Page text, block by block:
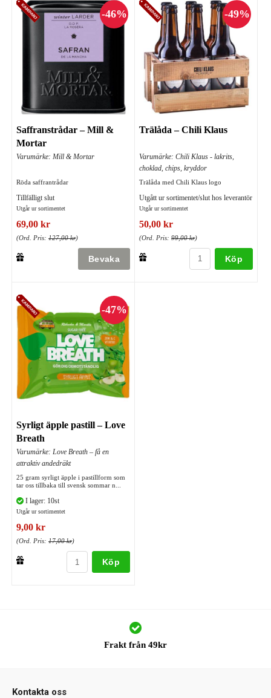
Saffranstrådar – Mill &
Mortar
Varumärke: Mill & Mortar
Röda saffrantrådar
Tillfälligt slut
Utgår ur sortimentet
69,00 kr
(Ord. Pris: 127,00 kr)
Trälåda – Chili Klaus
Varumärke: Chili Klaus - lakrits,
choklad, chips, kryddor
Trälåda med Chili Klaus logo
Utgått ur sortimentet/slut hos leverantör
Utgår ur sortimentet
50,00 kr
(Ord. Pris: 99,00 kr)
Köp
Syrligt äpple pastill – Love
Breath
Varumärke: Love Breath – få en
attraktiv andedräkt
25 gram syrligt äpple i pastillform som
tar oss tillbaka till svensk sommar n...
I lager: 10st
Utgår ur sortimentet
9,00 kr
(Ord. Pris: 17,00 kr)
Köp
Frakt från 49kr
Kontakta oss